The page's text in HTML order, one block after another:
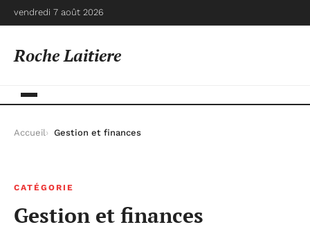
vendredi 7 août 2026
Roche Laitiere
Accueil Gestion et finances
CATÉGORIE
Gestion et finances